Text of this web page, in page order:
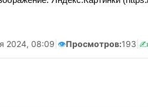
2024, 08:09 👁️Просмотров:193 ✍️